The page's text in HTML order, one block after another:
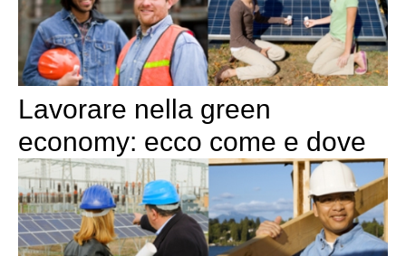
Lavorare nella green
economy: ecco come e dove